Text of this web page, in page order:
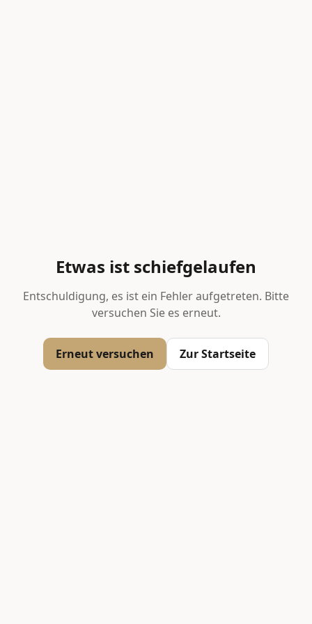
Etwas ist schiefgelaufen
Entschuldigung, es ist ein Fehler aufgetreten. Bitte
versuchen Sie es erneut.
Erneut versuchen Zur Startseite